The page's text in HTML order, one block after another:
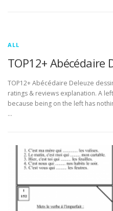
ALL
TOP12+ Abécédaire
TOP12+ Abécédaire Deleuze
ratings & reviews explanation. A
because being on the left has
…